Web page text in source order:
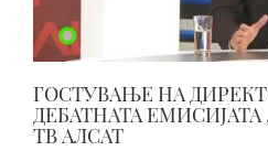
ГОСТУВАЊЕ НА
ДЕБАТНАТА ЕМИСИЈАТА
ТВ АЛСАТ